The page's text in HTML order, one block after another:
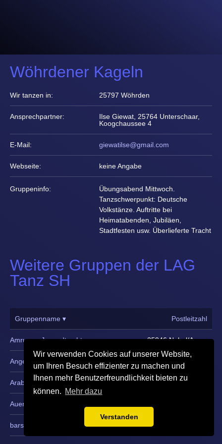
Wir verwenden Cookies auf unserer Website,
um Ihren Besuch effizienter zu machen und
Ihnen mehr Benutzerfreundlichkeit bieten zu
können. Mehr dazu
Verstanden
Wöhrdener Kageln
Wir tanzen in: 25797 Wöhrden
Ansprechpartner:
Ilse Giewat, 25764 Unterschaar,
Koogchaussee 4
E-Mail: giewatilse@gmail.com
Webseite: keine Angabe
Gruppeninfo:
Übungsabend Mittwoch.
Tanzschwerpunkt: Deutsche
Volkstänze. Auftritte bei
Heimatabenden, Jubiläen,
Stadtfesten usw. Überlieferte Tracht
Weitere Gruppen der LAG
Tanz SH
Gruppenname ▾ Postleitzahl
Amrumer Jugendtrachtengruppe 25946 Nebel/Amrum
Angeliter Trachtengruppe 24944 Flensburg
Arabesque 21382 Brietlingen
Auentanzkreis - Rund um die Welt
barsbüttler tänzer